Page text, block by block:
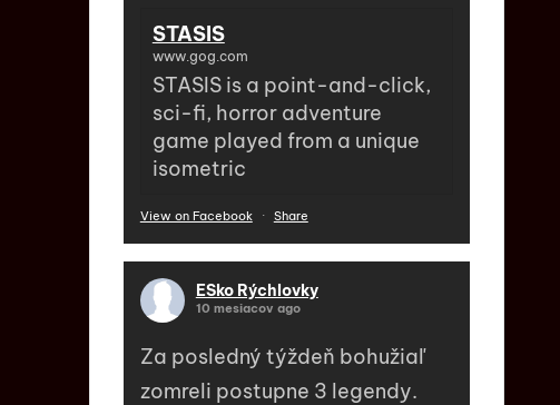
STASIS
www.gog.com
STASIS is a point-and-click,
sci-fi, horror adventure
game played from a unique
isometric
View on Facebook · Share
ESko Rýchlovky
10 mesiacov ago
Za posledný týždeň bohužiaľ
zomreli postupne 3 legendy.